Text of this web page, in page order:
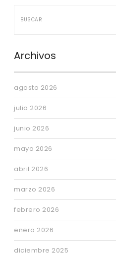
Archivos
agosto 2026
julio 2026
junio 2026
mayo 2026
abril 2026
marzo 2026
febrero 2026
enero 2026
diciembre 2025